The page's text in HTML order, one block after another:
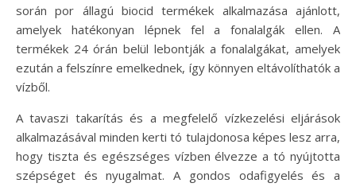
során por állagú biocid termékek alkalmazása ajánlott,
amelyek hatékonyan lépnek fel a fonalalgák ellen. A
termékek 24 órán belül lebontják a fonalalgákat, amelyek
ezután a felszínre emelkednek, így könnyen eltávolíthatók a
vízből.
A tavaszi takarítás és a megfelelő vízkezelési eljárások
alkalmazásával minden kerti tó tulajdonosa képes lesz arra,
hogy tiszta és egészséges vízben élvezze a tó nyújtotta
szépséget és nyugalmat. A gondos odafigyelés és a